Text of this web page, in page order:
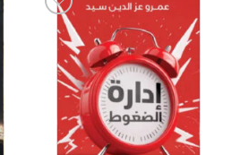
إضافة
إلى
الرغبات